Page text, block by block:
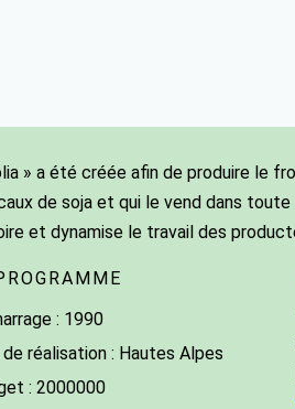
» a été créée afin de produire le
de soja et qui le vend dans toute
et dynamise le travail des
: 1990
de réalisation : Hautes Alpes
: 2000000